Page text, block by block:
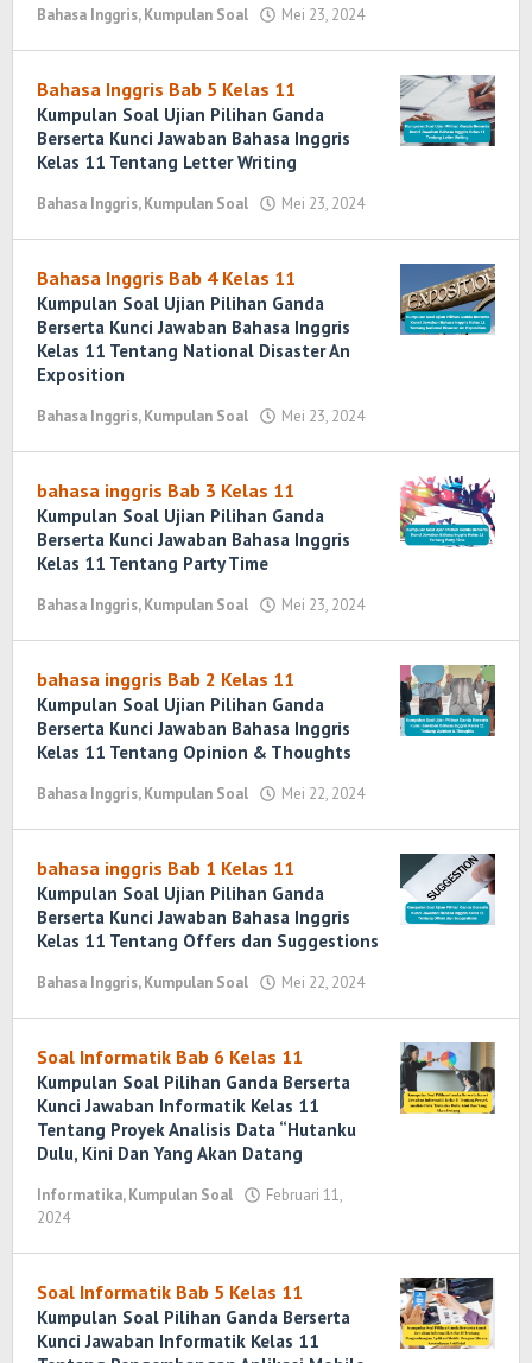
Bahasa Inggris,Kumpulan Soal Mei 23, 2024
Bahasa Inggris Bab 5 Kelas 11
Kumpulan Soal Ujian Pilihan Ganda
Berserta Kunci Jawaban Bahasa Inggris
Kelas 11 Tentang Letter Writing
Bahasa Inggris,Kumpulan Soal Mei 23, 2024
Bahasa Inggris Bab 4 Kelas 11
Kumpulan Soal Ujian Pilihan Ganda
Berserta Kunci Jawaban Bahasa Inggris
Kelas 11 Tentang National Disaster An
Exposition
Bahasa Inggris,Kumpulan Soal Mei 23, 2024
bahasa inggris Bab 3 Kelas 11
Kumpulan Soal Ujian Pilihan Ganda
Berserta Kunci Jawaban Bahasa Inggris
Kelas 11 Tentang Party Time
Bahasa Inggris,Kumpulan Soal Mei 23, 2024
bahasa inggris Bab 2 Kelas 11
Kumpulan Soal Ujian Pilihan Ganda
Berserta Kunci Jawaban Bahasa Inggris
Kelas 11 Tentang Opinion & Thoughts
Bahasa Inggris,Kumpulan Soal Mei 22, 2024
bahasa inggris Bab 1 Kelas 11
Kumpulan Soal Ujian Pilihan Ganda
Berserta Kunci Jawaban Bahasa Inggris
Kelas 11 Tentang Offers dan Suggestions
Bahasa Inggris,Kumpulan Soal Mei 22, 2024
Soal Informatik Bab 6 Kelas 11
Kumpulan Soal Pilihan Ganda Berserta
Kunci Jawaban Informatik Kelas 11
Tentang Proyek Analisis Data “Hutanku
Dulu, Kini Dan Yang Akan Datang
Informatika,Kumpulan Soal
Februari 11,
2024
Wirawan
Soal Informatik Bab 5 Kelas 11
Kumpulan Soal Pilihan Ganda Berserta
Kunci Jawaban Informatik Kelas 11